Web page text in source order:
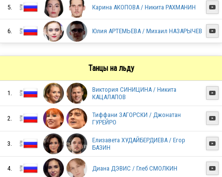
RUS
RUS
RUS
5. Карина АКОПОВА / Никита РАХМАНИН 
6. Юлия АРТЕМЬЕВА / Михаил НАЗАРЫЧЕВ 
Танцы на льду
1.
Виктория СИНИЦИНА / Никита
КАЦАЛАПОВ

2.
Тиффани ЗАГОРСКИ / Джонатан
ГУРЕЙРО

3.
Елизавета ХУДАЙБЕРДИЕВА / Егор
БАЗИН

4. Диана ДЭВИС / Глеб СМОЛКИН 